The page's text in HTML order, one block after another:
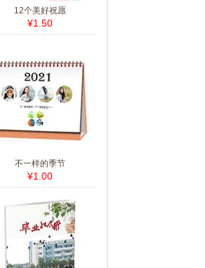
12个美好祝愿
¥1.50
不一样的季节
¥1.00